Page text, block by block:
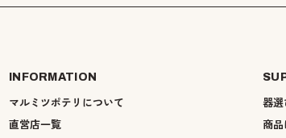
INFORMATION
マルミツポテリについて
直営店一覧
器選
商品